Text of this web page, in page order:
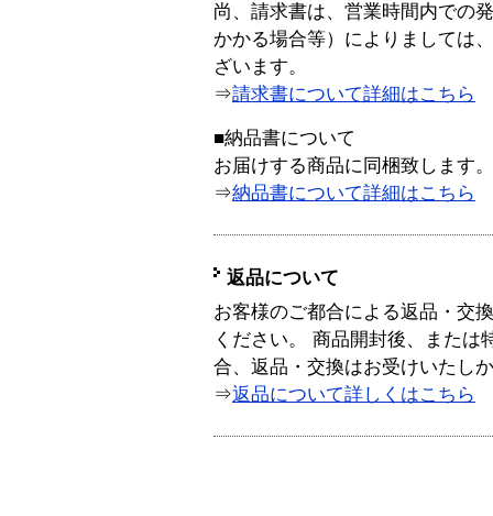
尚、請求書は、営業時間内での
かかる場合等）によりましては
ざいます。
⇒請求書について詳細はこちら
■納品書について
お届けする商品に同梱致します。
⇒納品書について詳細はこちら
返品について
お客様のご都合による返品・交
ください。 商品開封後、または
合、返品・交換はお受けいたし
⇒返品について詳しくはこちら